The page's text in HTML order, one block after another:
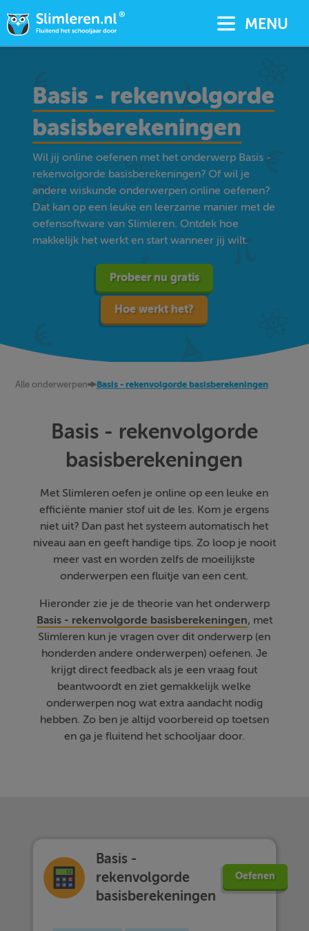
MENU
Basis - rekenvolgorde
basisberekeningen
Wil jij online oefenen met het onderwerp Basis -
rekenvolgorde basisberekeningen? Of wil je
andere wiskunde onderwerpen online oefenen?
Dat kan op een leuke en leerzame manier met de
oefensoftware van Slimleren. Ontdek hoe
makkelijk het werkt en start wanneer jij wilt.
Probeer nu gratis
Hoe werkt het?
Alle onderwerpen Basis - rekenvolgorde basisberekeningen
Basis - rekenvolgorde
basisberekeningen
Met Slimleren oefen je online op een leuke en
efficiënte manier stof uit de les. Kom je ergens
niet uit? Dan past het systeem automatisch het
niveau aan en geeft handige tips. Zo loop je nooit
meer vast en worden zelfs de moeilijkste
onderwerpen een fluitje van een cent.
Hieronder zie je de theorie van het onderwerp
Basis - rekenvolgorde basisberekeningen, met
Slimleren kun je vragen over dit onderwerp (en
honderden andere onderwerpen) oefenen. Je
krijgt direct feedback als je een vraag fout
beantwoordt en ziet gemakkelijk welke
onderwerpen nog wat extra aandacht nodig
hebben. Zo ben je altijd voorbereid op toetsen
en ga je fluitend het schooljaar door.
Basis -
rekenvolgorde
basisberekeningen
Oefenen